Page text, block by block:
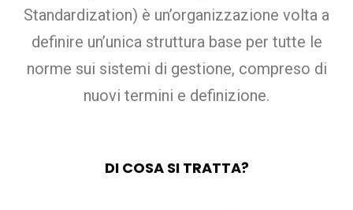
Standardization) è un’organizzazione volta a
definire un’unica struttura base per tutte le
norme sui sistemi di gestione, compreso di
nuovi termini e definizione.
DI COSA SI TRATTA?